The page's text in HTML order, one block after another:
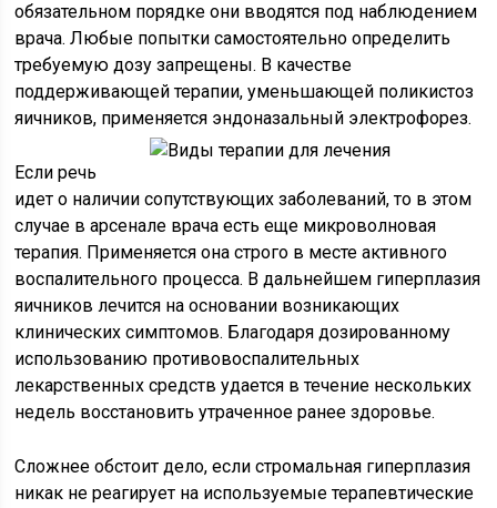
обязательном порядке они вводятся под наблюдением
врача. Любые попытки самостоятельно определить
требуемую дозу запрещены. В качестве
поддерживающей терапии, уменьшающей поликистоз
яичников, применяется эндоназальный электрофорез.
Если речь
идет о наличии сопутствующих заболеваний, то в этом
случае в арсенале врача есть еще микроволновая
терапия. Применяется она строго в месте активного
воспалительного процесса. В дальнейшем гиперплазия
яичников лечится на основании возникающих
клинических симптомов. Благодаря дозированному
использованию противовоспалительных
лекарственных средств удается в течение нескольких
недель восстановить утраченное ранее здоровье.
Сложнее обстоит дело, если стромальная гиперплазия
никак не реагирует на используемые терапевтические